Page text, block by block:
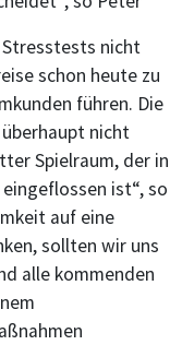
Stresstests nicht
schon heute zu
führen. Die
nicht
Spielraum, der in
ist“, so
auf eine
sollten wir uns
alle kommenden